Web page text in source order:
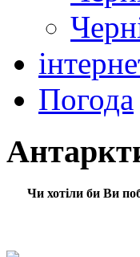
Погода
Чи хотіли би Ви